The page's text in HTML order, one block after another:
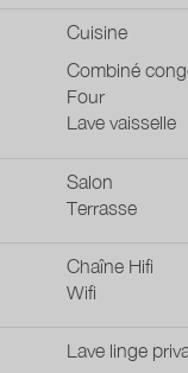
Cuisine
Combiné
Four
Lave vaisselle
Salon
Terrasse
Chaîne Hifi
Wifi
Lave linge